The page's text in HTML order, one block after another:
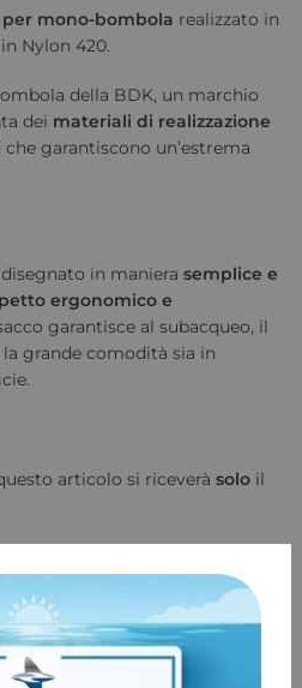
per mono-bombola realizzato in
Nylon 420.
della BDK, un marchio
dei materiali di realizzazione
che garantiscono un’estrema
in maniera semplice e
ergonomico e
garantisce al subacqueo, il
grande comodità sia in
articolo si riceverà solo il
Sacco wing
BDK